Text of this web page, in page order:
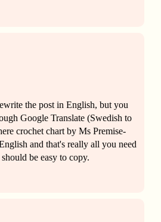
the post in English, but you
Google Translate (Swedish to
crochet chart by Ms Premise-
and that's really all you need
be easy to copy.